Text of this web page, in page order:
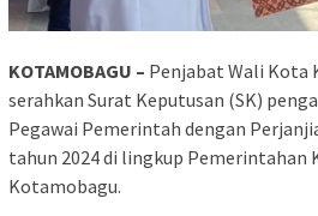
KOTAMOBAGU – Penjabat Wali Kota
serahkan Surat Keputusan (SK)
Pegawai Pemerintah dengan
tahun 2024 di lingkup Pemerintahan
Kotamobagu.